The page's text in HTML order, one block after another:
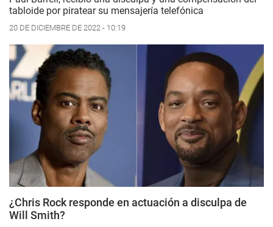
tabloide por piratear su mensajería telefónica
20 DE DICIEMBRE DE 2022 - 10:19
¿Chris Rock responde en actuación a disculpa de
Will Smith?